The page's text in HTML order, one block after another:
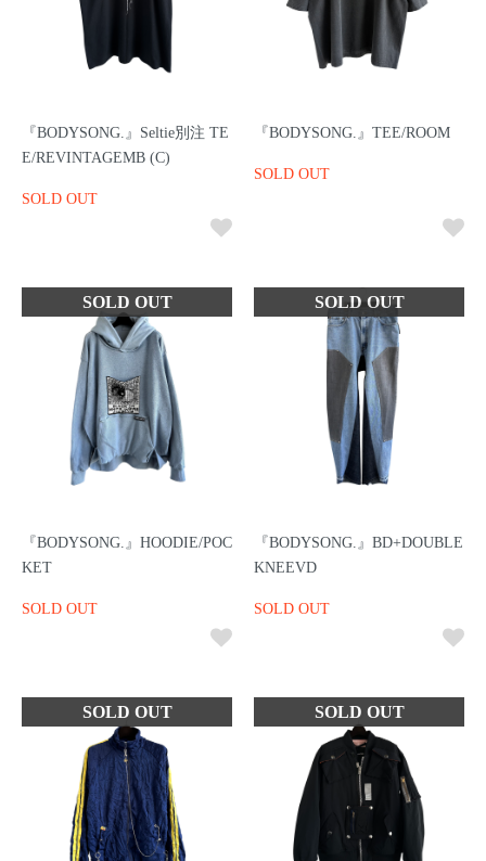
『BODYSONG.』Seltie別注 TE
E/REVINTAGEMB (C)
SOLD OUT
『BODYSONG.』TEE/ROOM
SOLD OUT
『BODYSONG.』HOODIE/POC
KET
SOLD OUT
『BODYSONG.』BD+DOUBLE
KNEEVD
SOLD OUT